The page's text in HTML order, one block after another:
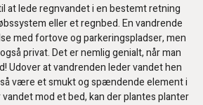
at lede regnvandet i en bestemt retning
eller et regnbed. En vandrende
med fortove og parkeringspladser, men
privat. Det er nemlig genialt, når man
Udover at vandrenden leder vandet hen
være et smukt og spændende element i
mod et bed, kan der plantes planter